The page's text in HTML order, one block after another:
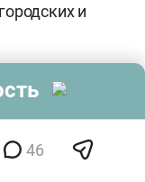
и
дома
обещает
отношения
46